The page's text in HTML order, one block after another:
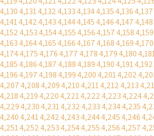
4,1304,1314,1324,1334,1344,1354,1364,137
4,1414,1424,1434,1444,1454,1464,1474,148
4,1524,1534,1544,1554,1564,1574,1584,159
4,1634,1644,1654,1664,1674,1684,1694,170
4,1744,1754,1764,1774,1784,1794,180
4,1854,1864,1874,1884,1894,1904,1914,192
4,1964,1974,1984,1994,2004,2014,202
4,2074,2084,2094,2104,2114,2124,213
4,2184,2194,2204,2214,2224,2234,224
4,2294,2304,2314,2324,2334,2344,235
4,2404,2414,2424,2434,2444,2454,246
4,2514,2524,2534,2544,2554,2564,257